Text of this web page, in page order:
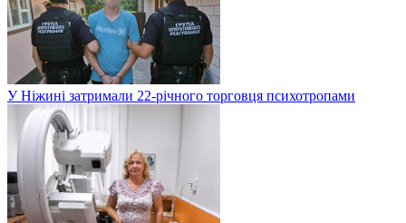
У Ніжині затримали 22-річного торговця психотропами